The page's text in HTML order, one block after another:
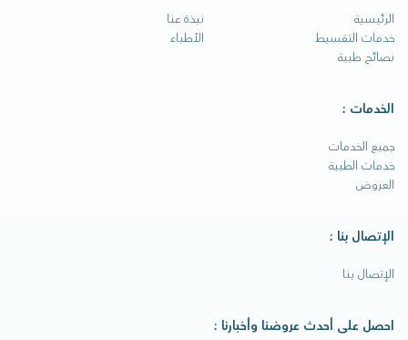
الرئيسية
نبذة عنا
خدمات التقسيط
الأطباء
نصائح طبية
الخدمات :
جميع الخدمات
خدمات الطبية
العروض
الإتصال بنا :
الإتصال بنا
احصل على أحدث عروضنا وأخبارنا :